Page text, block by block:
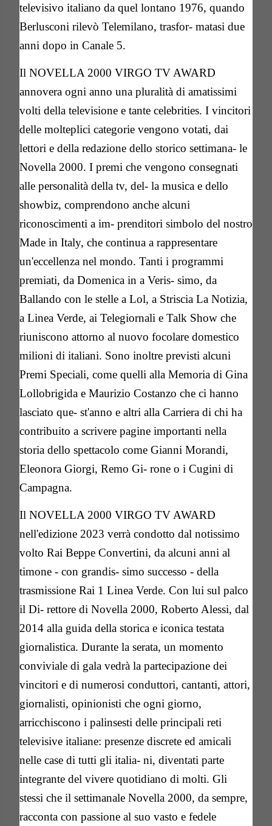
televisivo italiano da quel lontano 1976, quando
Berlusconi rilevò Telemilano, trasfor- matasi due
anni dopo in Canale 5.
Il NOVELLA 2000 VIRGO TV AWARD
annovera ogni anno una pluralità di amatissimi
volti della televisione e tante celebrities. I vincitori
delle molteplici categorie vengono votati, dai
lettori e della redazione dello storico settimana- le
Novella 2000. I premi che vengono consegnati
alle personalità della tv, del- la musica e dello
showbiz, comprendono anche alcuni
riconoscimenti a im- prenditori simbolo del nostro
Made in Italy, che continua a rappresentare
un'eccellenza nel mondo. Tanti i programmi
premiati, da Domenica in a Veris- simo, da
Ballando con le stelle a Lol, a Striscia La Notizia,
a Linea Verde, ai Telegiornali e Talk Show che
riuniscono attorno al nuovo focolare domestico
milioni di italiani. Sono inoltre previsti alcuni
Premi Speciali, come quelli alla Memoria di Gina
Lollobrigida e Maurizio Costanzo che ci hanno
lasciato que- st'anno e altri alla Carriera di chi ha
contribuito a scrivere pagine importanti nella
storia dello spettacolo come Gianni Morandi,
Eleonora Giorgi, Remo Gi- rone o i Cugini di
Campagna.
Il NOVELLA 2000 VIRGO TV AWARD
nell'edizione 2023 verrà condotto dal notissimo
volto Rai Beppe Convertini, da alcuni anni al
timone - con grandis- simo successo - della
trasmissione Rai 1 Linea Verde. Con lui sul palco
il Di- rettore di Novella 2000, Roberto Alessi, dal
2014 alla guida della storica e iconica testata
giornalistica. Durante la serata, un momento
conviviale di gala vedrà la partecipazione dei
vincitori e di numerosi conduttori, cantanti, attori,
giornalisti, opinionisti che ogni giorno,
arricchiscono i palinsesti delle principali reti
televisive italiane: presenze discrete ed amicali
nelle case di tutti gli italia- ni, diventati parte
integrante del vivere quotidiano di molti. Gli
stessi che il settimanale Novella 2000, da sempre,
racconta con passione al suo vasto e fedele